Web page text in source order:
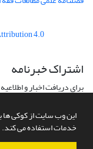
این وب سایت از کوکی ها
خدمات استفاده می کند.
4.0
اشتراک خبرنامه
برای دریافت اخبار و